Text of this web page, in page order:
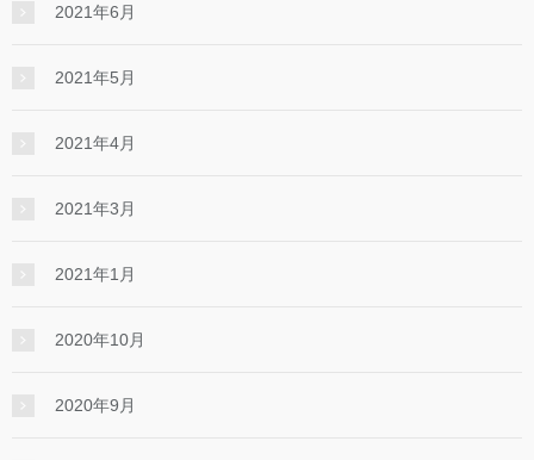
2021年6月
2021年5月
2021年4月
2021年3月
2021年1月
2020年10月
2020年9月